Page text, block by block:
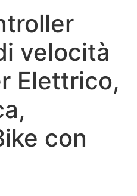
velocità
Elettrico,
con